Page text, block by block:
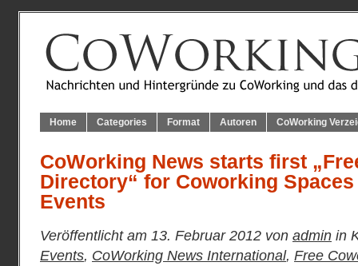
Home Categories Format Autoren CoWorking
CoWorking News starts first
Directory“ for Coworking
Events
Veröffentlicht am 13. Februar 2012 von admin in
Events, CoWorking News International, Free